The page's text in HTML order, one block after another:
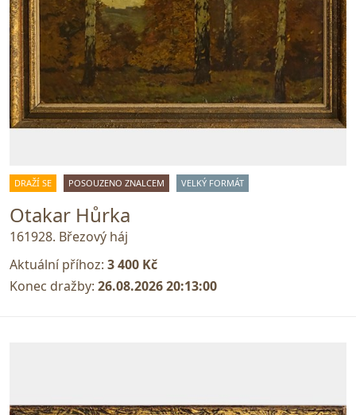
DRAŽÍ SE POSOUZENO ZNALCEM VELKÝ FORMÁT
Otakar Hůrka
161928. Březový háj
Aktuální příhoz: 3 400 Kč
Konec dražby: 26.08.2026 20:13:00